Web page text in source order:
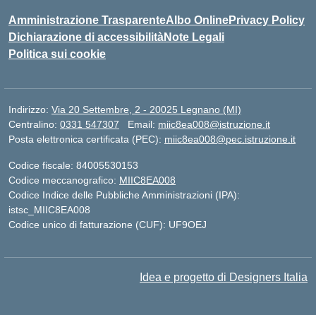
Amministrazione TrasparenteAlbo OnlinePrivacy Policy
Dichiarazione di accessibilitàNote Legali
Politica sui cookie
Indirizzo: Via 20 Settembre, 2 - 20025 Legnano (MI)
Centralino: 0331 547307 Email: miic8ea008@istruzione.it
Posta elettronica certificata (PEC): miic8ea008@pec.istruzione.it
Codice fiscale: 84005530153
Codice meccanografico: MIIC8EA008
Codice Indice delle Pubbliche Amministrazioni (IPA):
istsc_MIIC8EA008
Codice unico di fatturazione (CUF): UF9OEJ
Idea e progetto di Designers Italia